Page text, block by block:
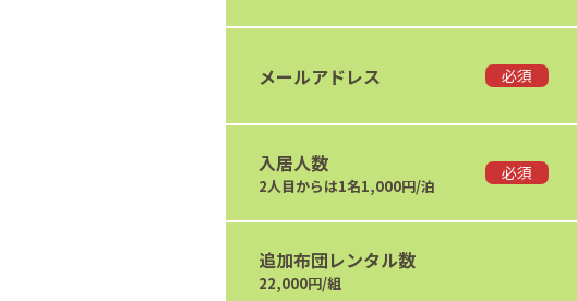
メールアドレス 必須
入居人数
2人目からは1名1,000円/泊
必須
追加布団レンタル数
22,000円/組